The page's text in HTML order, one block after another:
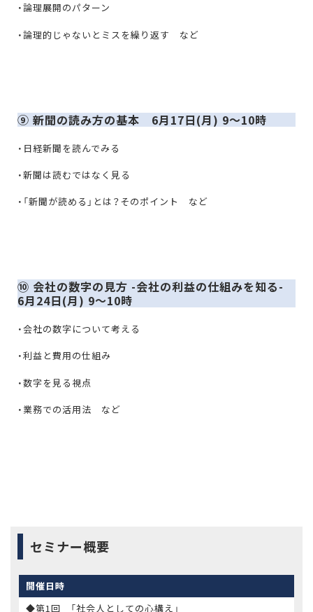
・論理展開のパターン
・論理的じゃないとミスを繰り返す など
⑨ 新聞の読み方の基本 6月17日(月) 9〜10時
・日経新聞を読んでみる
・新聞は読むではなく見る
・「新聞が読める」とは？そのポイント など
⑩ 会社の数字の見方 -会社の利益の仕組みを知る-
6月24日(月) 9〜10時
・会社の数字について考える
・利益と費用の仕組み
・数字を見る視点
・業務での活用法 など
セミナー概要
開催日時
◆第1回 「社会人としての心構え」